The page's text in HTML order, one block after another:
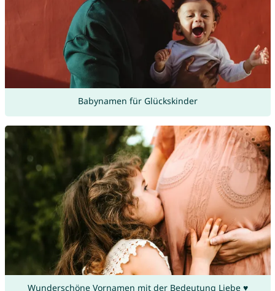
Babynamen für Glückskinder
Wunderschöne Vornamen mit der Bedeutung Liebe ♥